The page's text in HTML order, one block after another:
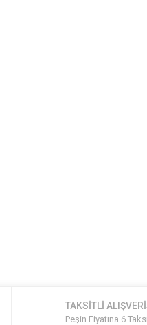
TAKSİTLİ
Peşin Fiyatına 6